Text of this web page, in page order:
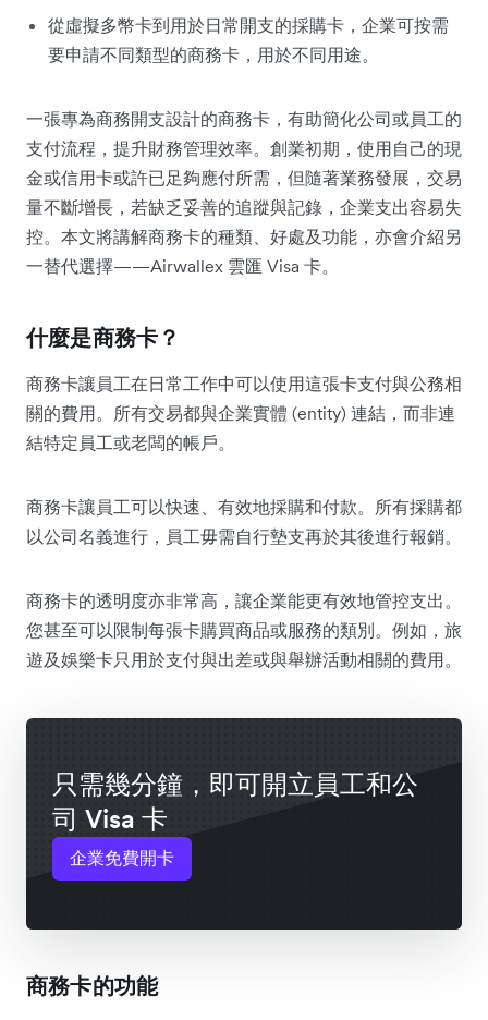
從虛擬多幣卡到用於日常開支的採購卡，企業可按需
要申請不同類型的商務卡，用於不同用途。
一張專為商務開支設計的商務卡，有助簡化公司或員工的
支付流程，提升財務管理效率。創業初期，使用自己的現
金或信用卡或許已足夠應付所需，但隨著業務發展，交易
量不斷增長，若缺乏妥善的追蹤與記錄，企業支出容易失
控。本文將講解商務卡的種類、好處及功能，亦會介紹另
一替代選擇——Airwallex 雲匯 Visa 卡。
什麼是商務卡？
商務卡讓員工在日常工作中可以使用這張卡支付與公務相
關的費用。所有交易都與企業實體 (entity) 連結，而非連
結特定員工或老闆的帳戶。
商務卡讓員工可以快速、有效地採購和付款。所有採購都
以公司名義進行，員工毋需自行墊支再於其後進行報銷。
商務卡的透明度亦非常高，讓企業能更有效地管控支出。
您甚至可以限制每張卡購買商品或服務的類別。例如，旅
遊及娛樂卡只用於支付與出差或與舉辦活動相關的費用。
只需幾分鐘，即可開立員工和公
司 Visa 卡
企業免費開卡
商務卡的功能